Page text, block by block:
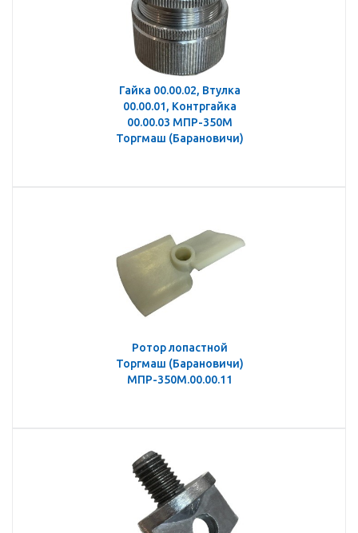
Гайка 00.00.02, Втулка
00.00.01, Контргайка
00.00.03 МПР-350М
Торгмаш (Барановичи)
Ротор лопастной
Торгмаш (Барановичи)
МПР-350М.00.00.11